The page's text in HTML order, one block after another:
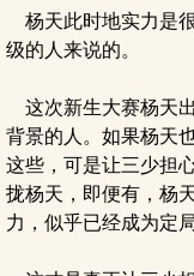
杨天此时地实力是
级的人来说的。
这次新生大赛杨天
背景的人。如果杨天
这些，可是让三少担
拢杨天，即便有，杨
力，似乎已经成为定局